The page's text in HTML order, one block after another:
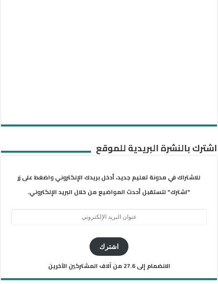
اشترك بالنشرة البريدية للموقع
للاشتراك في مدونة تعليم جديد، أدخل بريدك الإلكتروني واضغط على زر
"اشترك" لتستقبل أحدث المواضيع من خلال البريد الإلكتروني.
اشترك
الانضمام إلى 27.6 من آلاف المشتركين الآخرين